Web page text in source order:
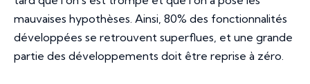
mauvaises hypothèses. Ainsi, 80% des fonctionnalités
développées se retrouvent superflues, et une grande
partie des développements doit être reprise à zéro.